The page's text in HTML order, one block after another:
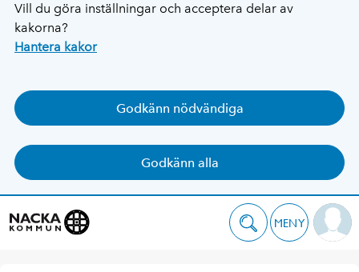
Vill du göra inställningar och acceptera delar av
kakorna?
Hantera kakor
Godkänn nödvändiga
Godkänn alla
MENY